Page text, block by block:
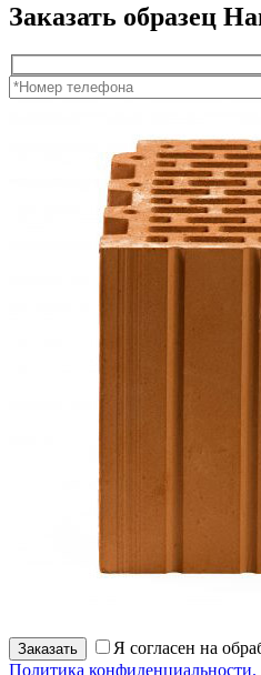
Заказать образец
Заказать
Я согласен на
Политика конфиденциальности.